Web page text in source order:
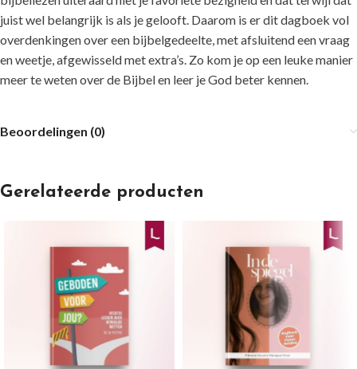
juist wel belangrijk is als je gelooft. Daarom is er dit dagboek vol
overdenkingen over een bijbelgedeelte, met afsluitend een vraag
en weetje, afgewisseld met extra’s. Zo kom je op een leuke manier
meer te weten over de Bijbel en leer je God beter kennen.
Beoordelingen (0)
Gerelateerde producten